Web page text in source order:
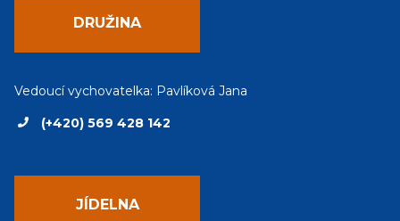
DRUŽINA
Vedoucí vychovatelka: Pavlíková Jana
(+420) 569 428 142
JÍDELNA